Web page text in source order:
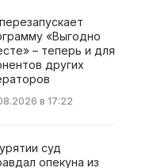
«Выгодно
– теперь и для
других
в 17:22
суд
опекуна из